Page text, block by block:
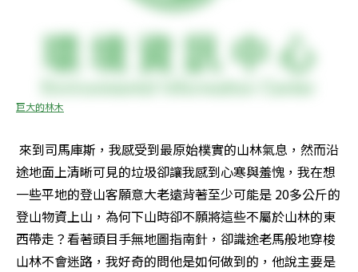
巨大的林木
途地面上清晰可見的垃圾卻讓我感到心寒與羞愧，我在想
一些平地的登山客願意大老遠背著至少可能是 20多公斤的
登山物資上山，為何下山時卻不願將這些不屬於山林的東
西帶走？看著頭目手無地圖指南針，卻識途老馬般地穿梭
山林不會迷路，我好奇的問他是如何做到的，他說主要是